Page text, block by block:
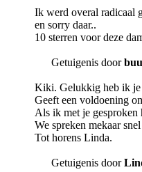
Ik werd overal radicaal
en sorry daar..
10 sterren voor deze
Getuigenis door
Kiki. Gelukkig heb ik je
Geeft een voldoening
Als ik met je gesproken
We spreken mekaar
Tot horens Linda.
Getuigenis door